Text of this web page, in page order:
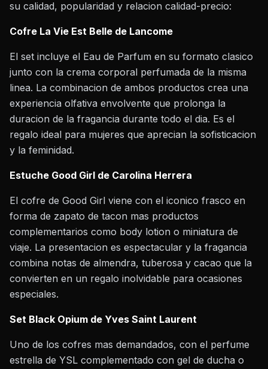
su calidad, popularidad y relacion calidad-precio:
Cofre La Vie Est Belle de Lancome
El set incluye el Eau de Parfum en su formato clasico
junto con la crema corporal perfumada de la misma
linea. La combinacion de ambos productos crea una
experiencia olfativa envolvente que prolonga la
duracion de la fragancia durante todo el dia. Es el
regalo ideal para mujeres que aprecian la sofisticacion
y la feminidad.
Estuche Good Girl de Carolina Herrera
El cofre de Good Girl viene con el iconico frasco en
forma de zapato de tacon mas productos
complementarios como body lotion o miniatura de
viaje. La presentacion es espectacular y la fragancia
combina notas de almendra, tuberosa y cacao que la
convierten en un regalo inolvidable para ocasiones
especiales.
Set Black Opium de Yves Saint Laurent
Uno de los cofres mas demandados, con el perfume
estrella de YSL complementado con gel de ducha o